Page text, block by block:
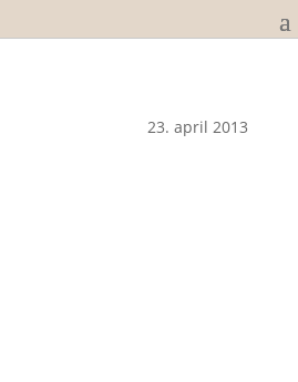
23. april 2013